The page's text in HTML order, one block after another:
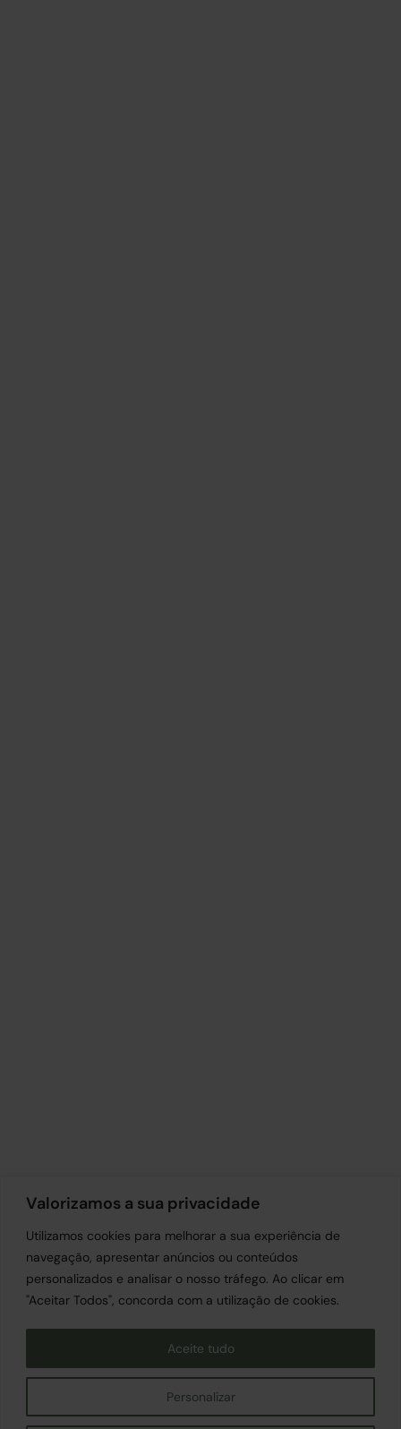
Valorizamos a sua privacidade
Utilizamos cookies para melhorar a sua experiência de
navegação, apresentar anúncios ou conteúdos
personalizados e analisar o nosso tráfego. Ao clicar em
"Aceitar Todos", concorda com a utilização de cookies.
Personalizar
Aceite tudo
Política de Privacidade
Informação ao Consumidor
Livro de Reclamações |Canal de Denúncia
Siga-nos